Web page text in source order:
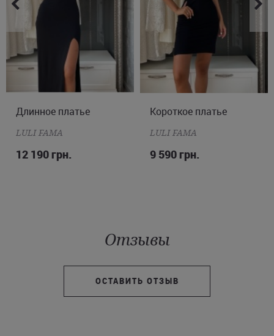
XS M
Длинное платье
LULI FAMA
12 190 грн.
XS S M
Короткое платье
LULI FAMA
9 590 грн.
Отзывы
ОСТАВИТЬ ОТЗЫВ